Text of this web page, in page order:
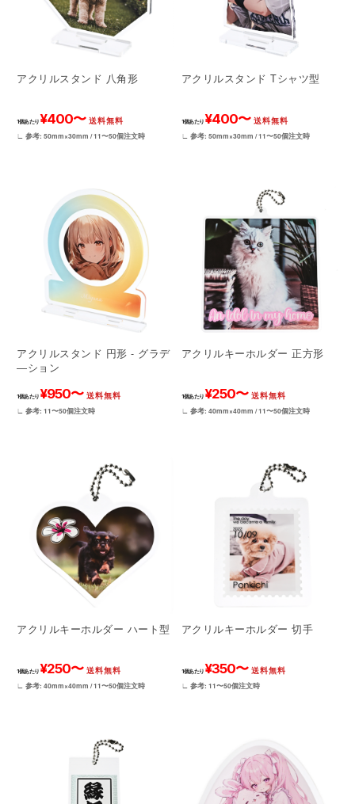
アクリルスタンド 八角形
1個あたり ¥400〜 送料無料
∟ 参考: 50mm×30mm / 11〜50個注文時
アクリルスタンド Tシャツ型
1個あたり ¥400〜 送料無料
∟ 参考: 50mm×30mm / 11〜50個注文時
アクリルスタンド 円形 - グラデ
―ション
1個あたり ¥950〜 送料無料
∟ 参考: 11〜50個注文時
アクリルキーホルダー 正方形
1個あたり ¥250〜 送料無料
∟ 参考: 40mm×40mm / 11〜50個注文時
アクリルキーホルダー ハート型
1個あたり ¥250〜 送料無料
∟ 参考: 40mm×40mm / 11〜50個注文時
アクリルキーホルダー 切手
1個あたり ¥350〜 送料無料
∟ 参考: 11〜50個注文時